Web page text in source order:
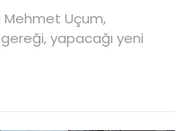
Mehmet Uçum,
gereği, yapacağı yeni